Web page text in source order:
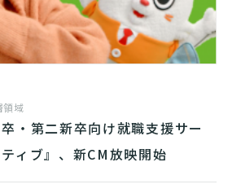
領域
・第二新卒向け就職支援サー
ィブ』、新CM放映開始